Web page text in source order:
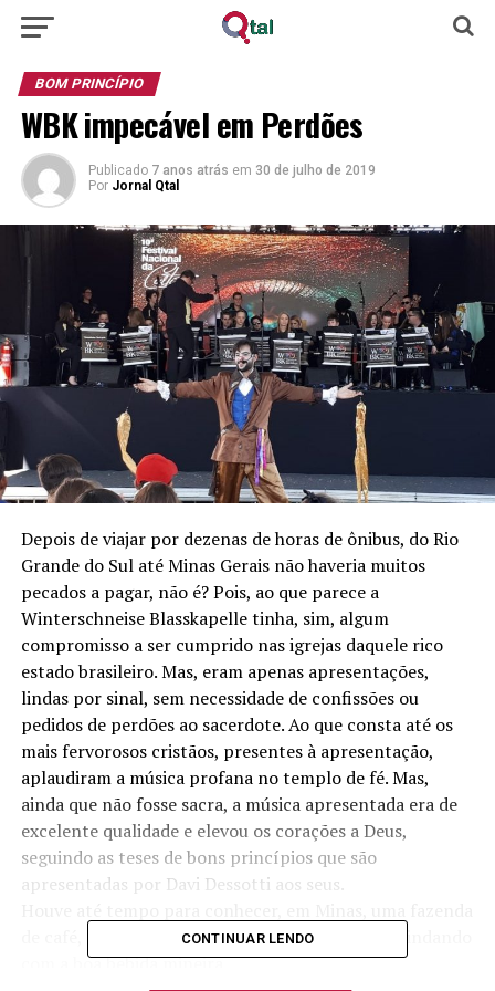
BOM PRINCÍPIO
WBK impecável em Perdões
Publicado 7 anos atrás em 30 de julho de 2019
Por Jornal Qtal
Depois de viajar por dezenas de horas de ônibus, do Rio
Grande do Sul até Minas Gerais não haveria muitos
pecados a pagar, não é? Pois, ao que parece a
Winterschneise Blasskapelle tinha, sim, algum
compromisso a ser cumprido nas igrejas daquele rico
estado brasileiro. Mas, eram apenas apresentações,
lindas por sinal, sem necessidade de confissões ou
pedidos de perdões ao sacerdote. Ao que consta até os
mais fervorosos cristãos, presentes à apresentação,
aplaudiram a música profana no templo de fé. Mas,
ainda que não fosse sacra, a música apresentada era de
excelente qualidade e elevou os corações a Deus,
seguindo as teses de bons princípios que são
apresentadas por Davi Dessotti aos seus.
de café, e claro, por lá também se apresentar, brindando
com a boa bebida mineira.
CONTINUAR LENDO